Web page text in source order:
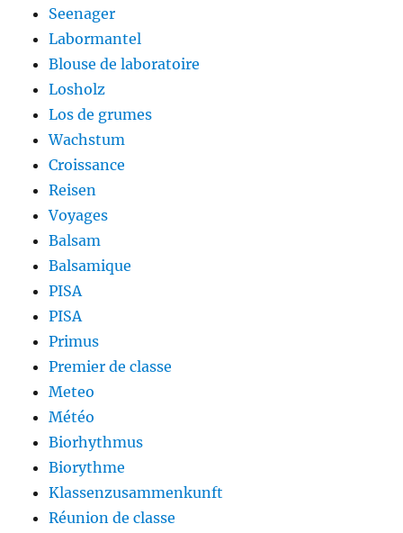
Seenager
Labormantel
Blouse de laboratoire
Losholz
Los de grumes
Wachstum
Croissance
Reisen
Voyages
Balsam
Balsamique
PISA
PISA
Primus
Premier de classe
Meteo
Météo
Biorhythmus
Biorythme
Klassenzusammenkunft
Réunion de classe